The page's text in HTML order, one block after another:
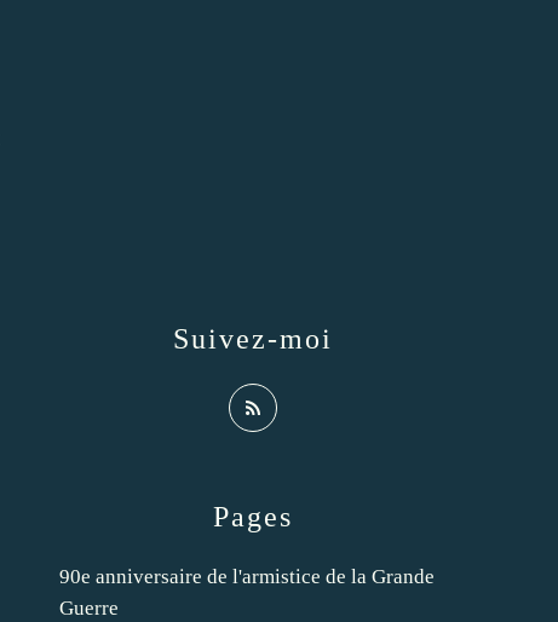
Pages
90e anniversaire de l'armistice de la Grande
Guerre
Suivez-moi